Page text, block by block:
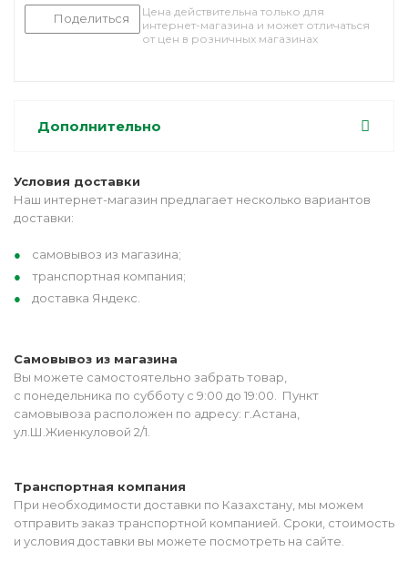
Поделиться
Цена действительна только для
интернет-магазина и может отличаться
от цен в розничных магазинах
Дополнительно
Условия доставки
Наш интернет-магазин предлагает несколько вариантов
доставки:
самовывоз из магазина;
транспортная компания;
доставка Яндекс.
Самовывоз из магазина
Вы можете самостоятельно забрать товар,
с понедельника по субботу с 9:00 до 19:00. Пункт
самовывоза расположен по адресу: г.Астана,
ул.Ш.Жиенкуловой 2/1.
Транспортная компания
При необходимости доставки по Казахстану, мы можем
отправить заказ транспортной компанией. Сроки, стоимость
и условия доставки вы можете посмотреть на сайте.